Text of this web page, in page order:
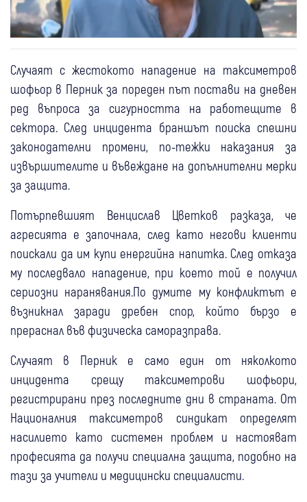
Случаят с жестокото нападение на таксиметров
шофьор в Перник за пореден път постави на дневен
ред въпроса за сигурността на работещите в
сектора. След инцидента браншът поиска спешни
законодателни промени, по-тежки наказания за
извършителите и въвеждане на допълнителни мерки
за защита.
Потърпевшият Венцислав Цветков разказа, че
агресията е започнала, след като негови клиенти
поискали да им купи енергийна напитка. След отказа
му последвало нападение, при което той е получил
сериозни наранявания.По думите му конфликтът е
възникнал заради дребен спор, който бързо е
прераснал във физическа саморазправа.
Случаят в Перник е само един от няколкото
инцидента срещу таксиметрови шофьори,
регистрирани през последните дни в страната. От
Националния таксиметров синдикат определят
насилието като системен проблем и настояват
професията да получи специална защита, подобно на
тази за учители и медицински специалисти.